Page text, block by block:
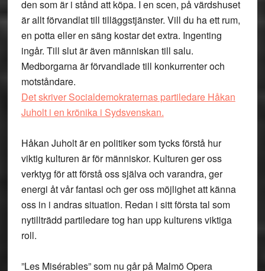
den som är i stånd att köpa. I en scen, på värdshuset
är allt förvandlat till tilläggstjänster. Vill du ha ett rum,
en potta eller en säng kostar det extra. Ingenting
ingår. Till slut är även människan till salu.
Medborgarna är förvandlade till konkurrenter och
motståndare.
Det skriver Socialdemokraternas partiledare Håkan
Juholt i en krönika i Sydsvenskan.
Håkan Juholt är en politiker som tycks förstå hur
viktig kulturen är för människor. Kulturen ger oss
verktyg för att förstå oss själva och varandra, ger
energi åt vår fantasi och ger oss möjlighet att känna
oss in i andras situation. Redan i sitt första tal som
nytillträdd partiledare tog han upp kulturens viktiga
roll.
”Les Misérables” som nu går på Malmö Opera